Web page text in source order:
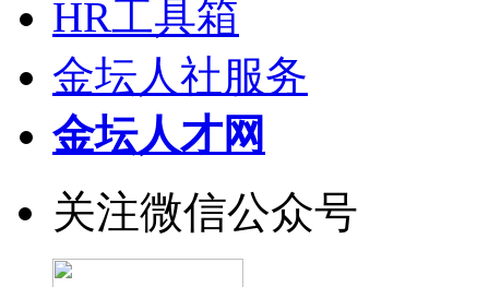
HR工具箱
金坛人社服务
金坛人才网
关注微信公众号